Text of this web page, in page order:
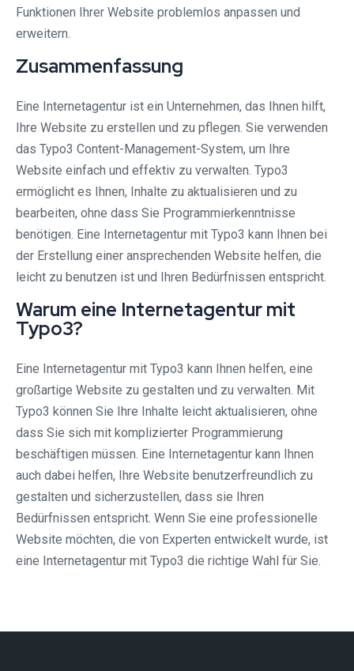
Funktionen Ihrer Website problemlos anpassen und
erweitern.
Zusammenfassung
Eine Internetagentur ist ein Unternehmen, das Ihnen hilft,
Ihre Website zu erstellen und zu pflegen. Sie verwenden
das Typo3 Content-Management-System, um Ihre
Website einfach und effektiv zu verwalten. Typo3
ermöglicht es Ihnen, Inhalte zu aktualisieren und zu
bearbeiten, ohne dass Sie Programmierkenntnisse
benötigen. Eine Internetagentur mit Typo3 kann Ihnen bei
der Erstellung einer ansprechenden Website helfen, die
leicht zu benutzen ist und Ihren Bedürfnissen entspricht.
Warum eine Internetagentur mit
Typo3?
Eine Internetagentur mit Typo3 kann Ihnen helfen, eine
großartige Website zu gestalten und zu verwalten. Mit
Typo3 können Sie Ihre Inhalte leicht aktualisieren, ohne
dass Sie sich mit komplizierter Programmierung
beschäftigen müssen. Eine Internetagentur kann Ihnen
auch dabei helfen, Ihre Website benutzerfreundlich zu
gestalten und sicherzustellen, dass sie Ihren
Bedürfnissen entspricht. Wenn Sie eine professionelle
Website möchten, die von Experten entwickelt wurde, ist
eine Internetagentur mit Typo3 die richtige Wahl für Sie.